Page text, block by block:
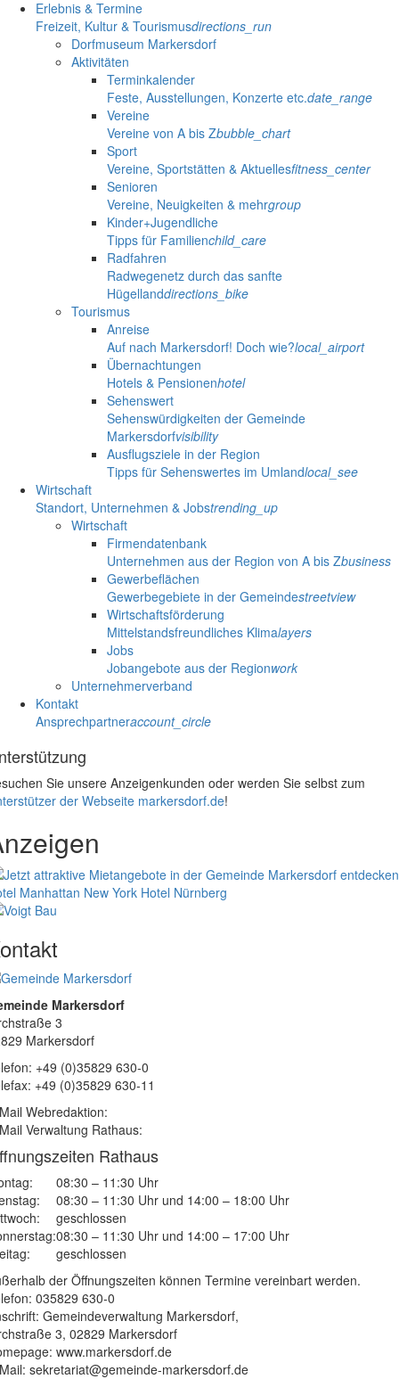
Erlebnis & Termine
Freizeit, Kultur & Tourismusdirections_run
Dorfmuseum Markersdorf
Aktivitäten
Terminkalender
Feste, Ausstellungen, Konzerte etc.date_range
Vereine
Vereine von A bis Zbubble_chart
Sport
Vereine, Sportstätten & Aktuellesfitness_center
Senioren
Vereine, Neuigkeiten & mehrgroup
Kinder+Jugendliche
Tipps für Familienchild_care
Radfahren
Radwegenetz durch das sanfte
Hügellanddirections_bike
Tourismus
Anreise
Auf nach Markersdorf! Doch wie?local_airport
Übernachtungen
Hotels & Pensionenhotel
Sehenswert
Sehenswürdigkeiten der Gemeinde
Markersdorfvisibility
Ausflugsziele in der Region
Tipps für Sehenswertes im Umlandlocal_see
Wirtschaft
Standort, Unternehmen & Jobstrending_up
Wirtschaft
Firmendatenbank
Unternehmen aus der Region von A bis Zbusiness
Gewerbeflächen
Gewerbegebiete in der Gemeindestreetview
Wirtschaftsförderung
Mittelstandsfreundliches Klimalayers
Jobs
Jobangebote aus der Regionwork
Unternehmerverband
Kontakt
Ansprechpartneraccount_circle
Sie unsere Anzeigenkunden oder werden Sie selbst zum
der Webseite markersdorf.de!
Manhattan New York Hotel Nürnberg
Markersdorf
3
Markersdorf
+49 (0)35829 630-0
+49 (0)35829 630-11
Webredaktion:
Verwaltung Rathaus:
Rathaus
08:30 – 11:30 Uhr
08:30 – 11:30 Uhr und 14:00 – 18:00 Uhr
geschlossen
08:30 – 11:30 Uhr und 14:00 – 17:00 Uhr
geschlossen
der Öffnungszeiten können Termine vereinbart werden.
035829 630-0
Gemeindeverwaltung Markersdorf,
3, 02829 Markersdorf
www.markersdorf.de
sekretariat@gemeinde-markersdorf.de